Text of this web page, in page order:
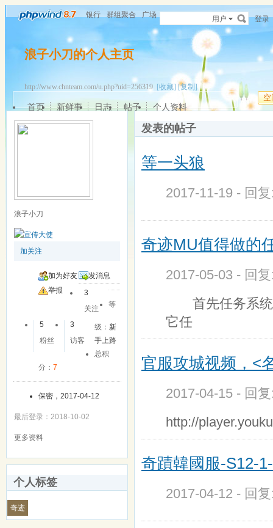
银行 群组聚合 广场 用户 登录
浪子小刀的个人主页
http://www.chnteam.com/u.php?uid=256319 [收藏] [复制]
空
首页 新鲜事 日志 帖子 个人资料
浪子小刀
加关注
加为好友
发消息
举报
3
关注
5
粉丝
3
访客
等
级：新
手上路
总积
分： 7
保密，2017-04-12
最后登录：2018-10-02
更多资料
个人标签
奇迹
发表的帖子
等一头狼
2017-11-19 - 回
奇迹MU值得做的
2017-05-03 - 回
首先任务系统
它任
官服攻城视频，<
2017-04-15 - 回
http://
奇蹟韓國服-S12-
2017-04-12 - 回